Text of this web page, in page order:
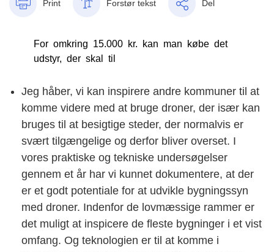
Print Forstør tekst Del
For omkring 15.000 kr. kan man købe det
udstyr, der skal til
Jeg håber, vi kan inspirere andre kommuner til at
komme videre med at bruge droner, der især kan
bruges til at besigtige steder, der normalvis er
svært tilgængelige og derfor bliver overset. I
vores praktiske og tekniske undersøgelser
gennem et år har vi kunnet dokumentere, at der
er et godt potentiale for at udvikle bygningssyn
med droner. Indenfor de lovmæssige rammer er
det muligt at inspicere de fleste bygninger i et vist
omfang. Og teknologien er til at komme i